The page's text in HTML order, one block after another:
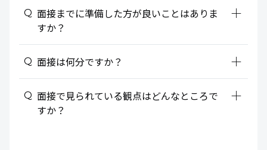
面接までに準備した方が良いことはありま
すか？
add_2
面接は何分ですか？ add_2
面接で見られている観点はどんなところで
すか？
add_2